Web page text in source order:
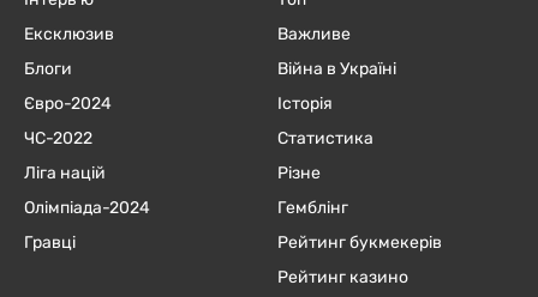
Ексклюзив
Блоги
Євро-2024
ЧC-2022
Ліга націй
Олімпіада-2024
Гравці
Важливе
Війна в Україні
Історія
Статистика
Різне
Гемблінг
Рейтинг букмекерів
Рейтинг казино